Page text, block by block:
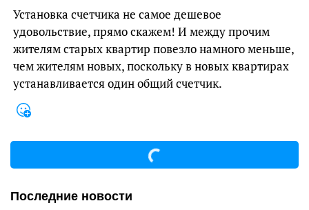
Установка счетчика не самое дешевое
удовольствие, прямо скажем! И между прочим
жителям старых квартир повезло намного меньше,
чем жителям новых, поскольку в новых квартирах
устанавливается один общий счетчик.
Последние новости